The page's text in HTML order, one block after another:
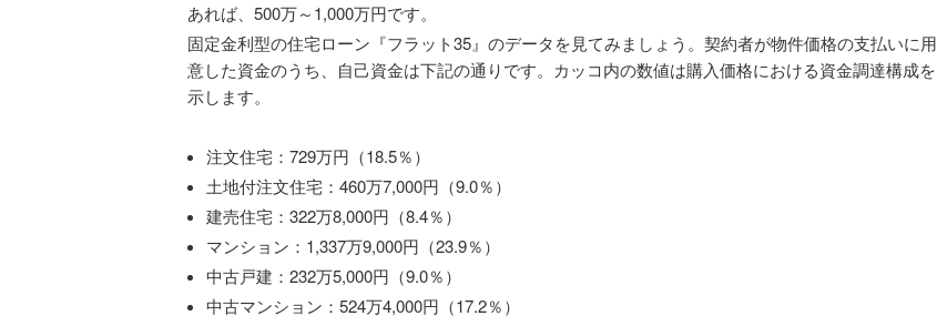
あれば、500万～1,000万円です。
固定金利型の住宅ローン『フラット35』のデータを見てみましょう。契約者が物件価格の支払いに用
意した資金のうち、自己資金は下記の通りです。カッコ内の数値は購入価格における資金調達構成を
示します。
注文住宅：729万円（18.5％）
土地付注文住宅：460万7,000円（9.0％）
建売住宅：322万8,000円（8.4％）
マンション：1,337万9,000円（23.9％）
中古戸建：232万5,000円（9.0％）
中古マンション：524万4,000円（17.2％）